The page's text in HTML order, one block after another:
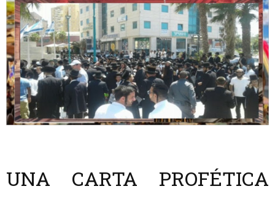
UNA CARTA PROFÉTICA